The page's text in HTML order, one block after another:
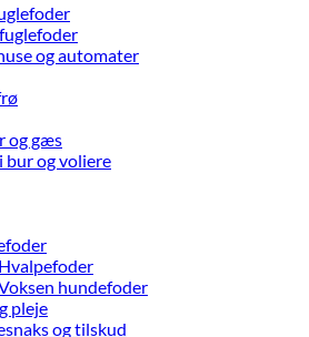
og automater
og gæs
bur og voliere
Hvalpefoder
hundefoder
pleje
og tilskud